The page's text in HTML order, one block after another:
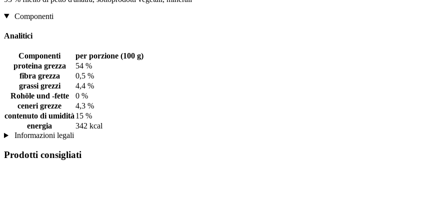
Componenti
Analitici
Componenti
per porzione (100 g)
proteina grezza
54 %
fibra grezza
0,5 %
grassi grezzi
4,4 %
Rohöle und -fette
0 %
ceneri grezze
4,3 %
contenuto di umidità 15 %
energia
342 kcal
Informazioni legali
Prodotti consigliati